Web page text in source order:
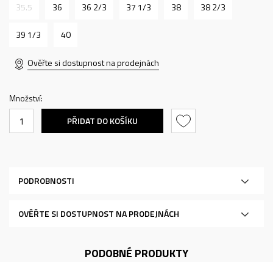
35.5 36 36 2/3 37 1/3 38 38 2/3
39 1/3 40
Ověřte si dostupnost na prodejnách
Množství:
PŘIDAT DO KOŠÍKU
PODROBNOSTI
OVĚŘTE SI DOSTUPNOST NA PRODEJNÁCH
PODOBNÉ PRODUKTY